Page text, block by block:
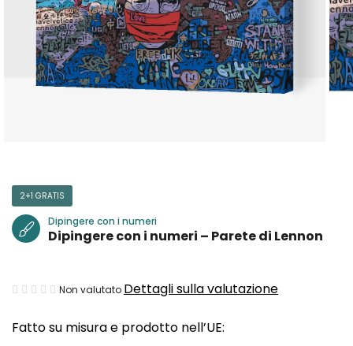
Fatto su misura e prodotto nell’UE:
2+1 GRATIS
Dipingere con i numeri
Dipingere con i numeri – Parete di Lennon
La
media
Non valutato Dettagli sulla valutazione